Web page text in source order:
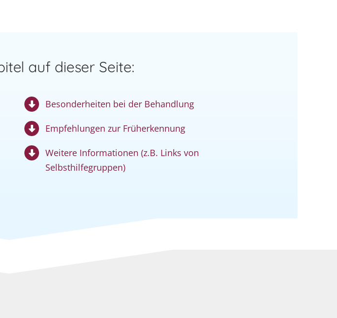
auf dieser Seite:
Besonderheiten bei der Behandlung
Empfehlungen zur Früherkennung
Weitere Informationen (z.B. Links von
Selbsthilfegruppen)